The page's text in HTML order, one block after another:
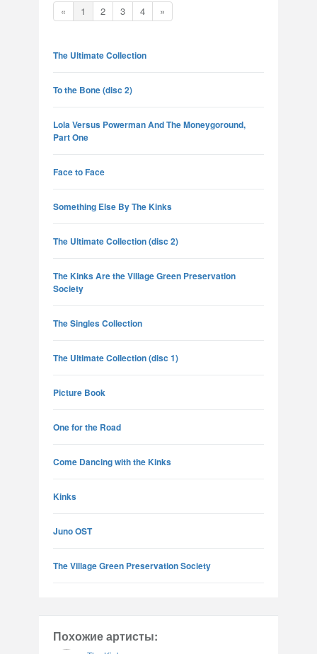
« 1 2 3 4 »
The Ultimate Collection
To the Bone (disc 2)
Lola Versus Powerman And The Moneygoround,
Part One
Face to Face
Something Else By The Kinks
The Ultimate Collection (disc 2)
The Kinks Are the Village Green Preservation
Society
The Singles Collection
The Ultimate Collection (disc 1)
Picture Book
One for the Road
Come Dancing with the Kinks
Kinks
Juno OST
The Village Green Preservation Society
Похожие артисты: